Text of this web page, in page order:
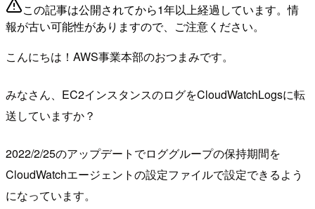
この記事は公開されてから1年以上経過しています。情
報が古い可能性がありますので、ご注意ください。
こんにちは！AWS事業本部のおつまみです。
みなさん、EC2インスタンスのログをCloudWatchLogsに転
送していますか？
2022/2/25のアップデートでロググループの保持期間を
CloudWatchエージェントの設定ファイルで設定できるよう
になっています。